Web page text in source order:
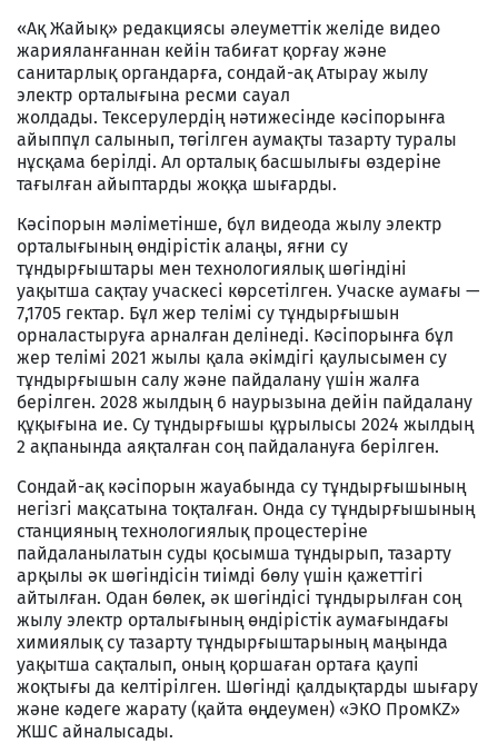
«Ақ Жайық» редакциясы әлеуметтік желіде видео
жарияланғаннан кейін табиғат қорғау және
санитарлық органдарға, сондай-ақ Атырау жылу
электр орталығына ресми сауал
жолдады. Тексерулердің нәтижесінде кәсіпорынға
айыппұл салынып, төгілген аумақты тазарту туралы
нұсқама берілді. Ал орталық басшылығы өздеріне
тағылған айыптарды жоққа шығарды.
Кәсіпорын мәліметінше, бұл видеода жылу электр
орталығының өндірістік алаңы, яғни су
тұндырғыштары мен технологиялық шөгіндіні
уақытша сақтау учаскесі көрсетілген. Учаске аумағы —
7,1705 гектар. Бұл жер телімі су тұндырғышын
орналастыруға арналған делінеді. Кәсіпорынға бұл
жер телімі 2021 жылы қала әкімдігі қаулысымен су
тұндырғышын салу және пайдалану үшін жалға
берілген. 2028 жылдың 6 наурызына дейін пайдалану
құқығына ие. Су тұндырғышы құрылысы 2024 жылдың
2 ақпанында аяқталған соң пайдалануға берілген.
Сондай-ақ кәсіпорын жауабында су тұндырғышының
негізгі мақсатына тоқталған. Онда су тұндырғышының
станцияның технологиялық процестеріне
пайдаланылатын суды қосымша тұндырып, тазарту
арқылы әк шөгіндісін тиімді бөлу үшін қажеттігі
айтылған. Одан бөлек, әк шөгіндісі тұндырылған соң
жылу электр орталығының өндірістік аумағындағы
химиялық су тазарту тұндырғыштарының маңында
уақытша сақталып, оның қоршаған ортаға қаупі
жоқтығы да келтірілген. Шөгінді қалдықтарды шығару
және кәдеге жарату (қайта өңдеумен) «ЭКО ПромKZ»
ЖШС айналысады.